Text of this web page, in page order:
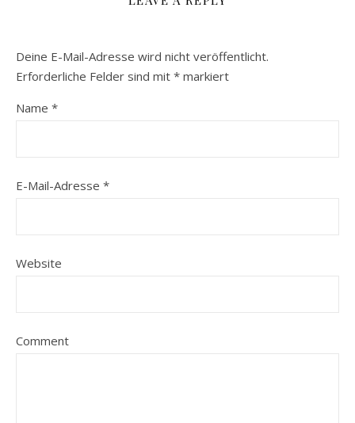
Deine E-Mail-Adresse wird nicht veröffentlicht.
Erforderliche Felder sind mit * markiert
Name *
E-Mail-Adresse *
Website
Comment